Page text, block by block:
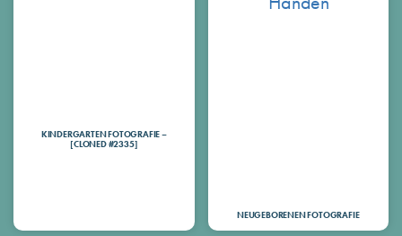
KINDERGARTEN FOTOGRAFIE –
[CLONED #2335]
NEUGEBORENEN FOTOGRAFIE